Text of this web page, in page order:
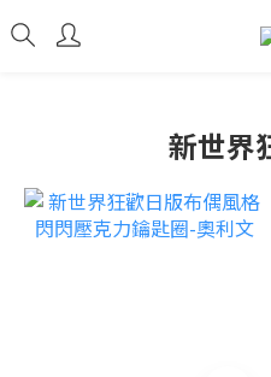
新世界